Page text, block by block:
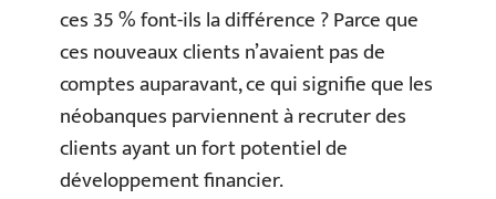
ces 35 % font-ils la différence ? Parce que
ces nouveaux clients n’avaient pas de
comptes auparavant, ce qui signifie que les
néobanques parviennent à recruter des
clients ayant un fort potentiel de
développement financier.